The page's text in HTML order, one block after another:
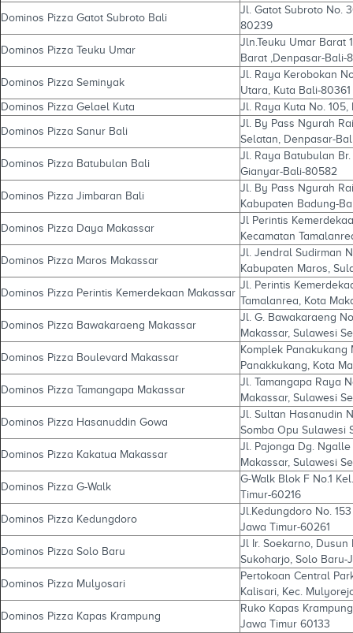
Dominos Pizza Gatot Subroto Bali
Jl. Gatot Subroto No.
80239
Dominos Pizza Teuku Umar
Jln.Teuku Umar Barat
Barat ,Denpasar-Bali-
Dominos Pizza Seminyak
Jl. Raya Kerobokan
Utara, Kuta Bali-80361
Dominos Pizza Gelael Kuta
Jl. Raya Kuta No. 105,
Dominos Pizza Sanur Bali
Jl. By Pass Ngurah
Selatan, Denpasar-
Dominos Pizza Batubulan Bali
Jl. Raya Batubulan Br.
Gianyar-Bali-80582
Dominos Pizza Jimbaran Bali
Jl. By Pass Ngurah
Kabupaten Badung-
Dominos Pizza Daya Makassar
Jl Perintis
Kecamatan
Dominos Pizza Maros Makassar
Jl. Jendral Sudirman
Kabupaten Maros,
Dominos Pizza Perintis Kemerdekaan Makassar
Jl. Perintis
Tamalanrea, Kota
Dominos Pizza Bawakaraeng Makassar
Jl. G. Bawakaraeng
Makassar, Sulawesi
Dominos Pizza Boulevard Makassar
Komplek Panakukang
Panakkukang, Kota
Dominos Pizza Tamangapa Makassar
Jl. Tamangapa Raya
Makassar, Sulawesi
Dominos Pizza Hasanuddin Gowa
Jl. Sultan Hasanudin
Somba Opu Sulawesi
Dominos Pizza Kakatua Makassar
Jl. Pajonga Dg. Ngalle
Makassar, Sulawesi
Dominos Pizza G-Walk
G-Walk Blok F No.1
Timur-60216
Dominos Pizza Kedungdoro
Jl.Kedungdoro No.
Jawa Timur-60261
Dominos Pizza Solo Baru
Jl Ir. Soekarno,
Sukoharjo, Solo
Dominos Pizza Mulyosari
Pertokoan Central
Kalisari, Kec.
Dominos Pizza Kapas Krampung
Ruko Kapas
Jawa Timur 60133